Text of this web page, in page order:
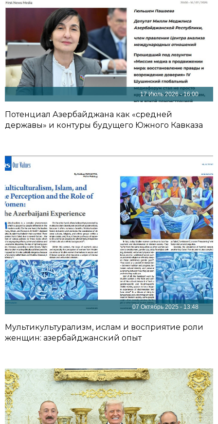
17 Июль 2026 - 16:00
Потенциал Азербайджана как «средней
державы» и контуры будущего Южного Кавказа
07 Октябрь 2025 - 13:48
Мультикультурализм, ислам и восприятие роли
женщин: азербайджанский опыт